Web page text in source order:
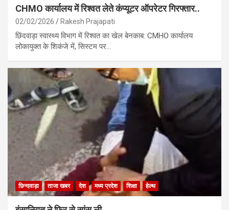
CHMO कार्यालय में रिश्वत लेते कंप्यूटर ऑपरेटर गिरफ्तार..
02/02/2026 Rakesh Prajapati
छिंदवाड़ा स्वास्थ्य विभाग में रिश्वत का खेल बेनकाब: CMHO कार्यालय
लोकायुक्त के शिकंजे में, सिस्टम पर…
छिन्दवाड़ा ताजा खबर देश मध्य प्रदेश शिक्षा हेल्थ